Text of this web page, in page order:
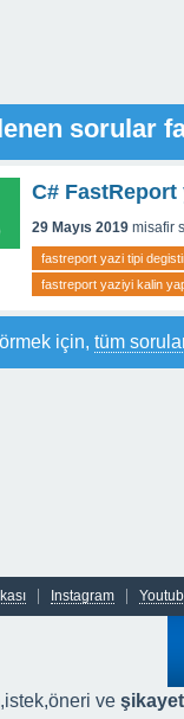
sorular
C# FastReport
29 Mayıs 2019 misafir
fastreport yazi tipi
fastreport yaziyi kalin
için, tüm
Instagram
,istek,öneri ve